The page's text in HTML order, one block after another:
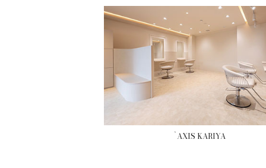
`AXIS KARIYA